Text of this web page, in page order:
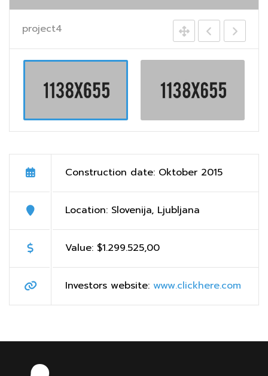
project4
Construction date: Oktober 2015
Location: Slovenija, Ljubljana
Value: $1.299.525,00
Investors website: www.clickhere.com